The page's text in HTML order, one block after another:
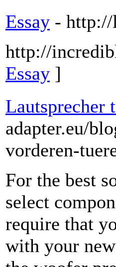
Essay - http://
http://
Essay ]
Lautsprecher
adapter.eu/
vorderen-
For the best
select
require that
with your